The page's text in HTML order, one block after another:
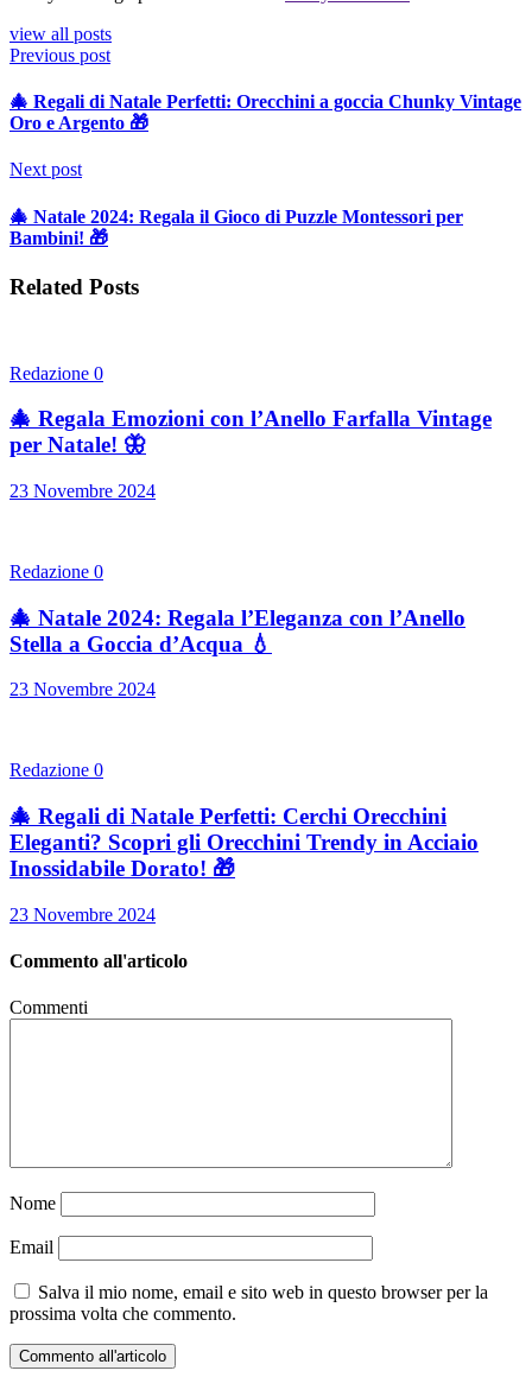
view all posts
Previous post
🎄 Regali di Natale Perfetti: Orecchini a goccia Chunky Vintage
Oro e Argento 🎁
Next post
🎄 Natale 2024: Regala il Gioco di Puzzle Montessori per
Bambini! 🎁
Related Posts
Redazione 0
🎄 Regala Emozioni con l’Anello Farfalla Vintage
per Natale! 🦋
23 Novembre 2024
Redazione 0
🎄 Natale 2024: Regala l’Eleganza con l’Anello
Stella a Goccia d’Acqua 💧
23 Novembre 2024
Redazione 0
🎄 Regali di Natale Perfetti: Cerchi Orecchini
Eleganti? Scopri gli Orecchini Trendy in Acciaio
Inossidabile Dorato! 🎁
23 Novembre 2024
Commento all'articolo
Commenti
Nome
Email
Salva il mio nome, email e sito web in questo browser per la
prossima volta che commento.